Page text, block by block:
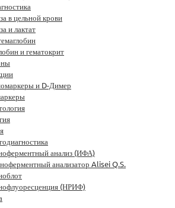
в цельной крови
и лактат
и гематокрит
и D-Димер
анализ (ИФА)
анализатор Alisei Q.S.
(НРИФ)